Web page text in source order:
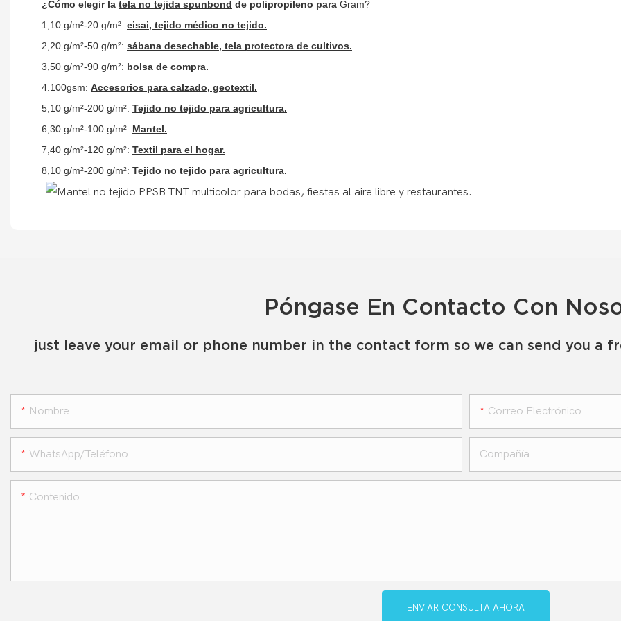
¿Cómo elegir la tela no tejida spunbond de polipropileno para Gram?
1,10 g/m²-20 g/m²: eisai, tejido médico no tejido.
2,20 g/m²-50 g/m²: sábana desechable, tela protectora de cultivos.
3,50 g/m²-90 g/m²: bolsa de compra.
4.100gsm: Accesorios para calzado, geotextil.
5,10 g/m²-200 g/m²: Tejido no tejido para agricultura.
6,30 g/m²-100 g/m²: Mantel.
7,40 g/m²-120 g/m²: Textil para el hogar.
8,10 g/m²-200 g/m²: Tejido no tejido para agricultura.
Póngase En Contacto Con
just leave your email or phone number in the contact form so we can send you a
Nombre Correo Electrónico
WhatsApp/teléfono Compañía
Contenido
ENVIAR CONSULTA AHORA